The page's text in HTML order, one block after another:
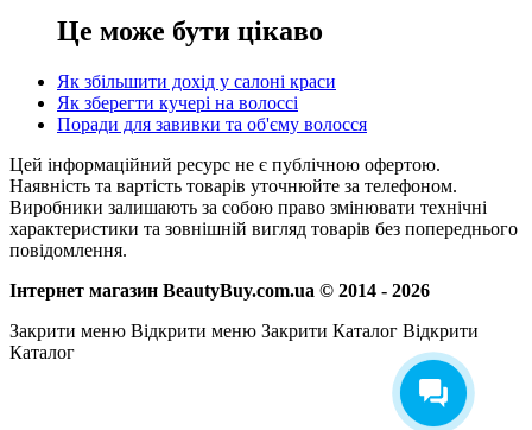
Це може бути цікаво
Як збільшити дохід у салоні краси
Як зберегти кучері на волоссі
Поради для завивки та об'єму волосся
Цей інформаційний ресурс не є публічною офертою.
Наявність та вартість товарів уточнюйте за телефоном.
Виробники залишають за собою право змінювати технічні
характеристики та зовнішній вигляд товарів без попереднього
повідомлення.
Інтернет магазин BeautyBuy.com.ua © 2014 - 2026
Закрити меню Відкрити меню Закрити Каталог Відкрити
Каталог